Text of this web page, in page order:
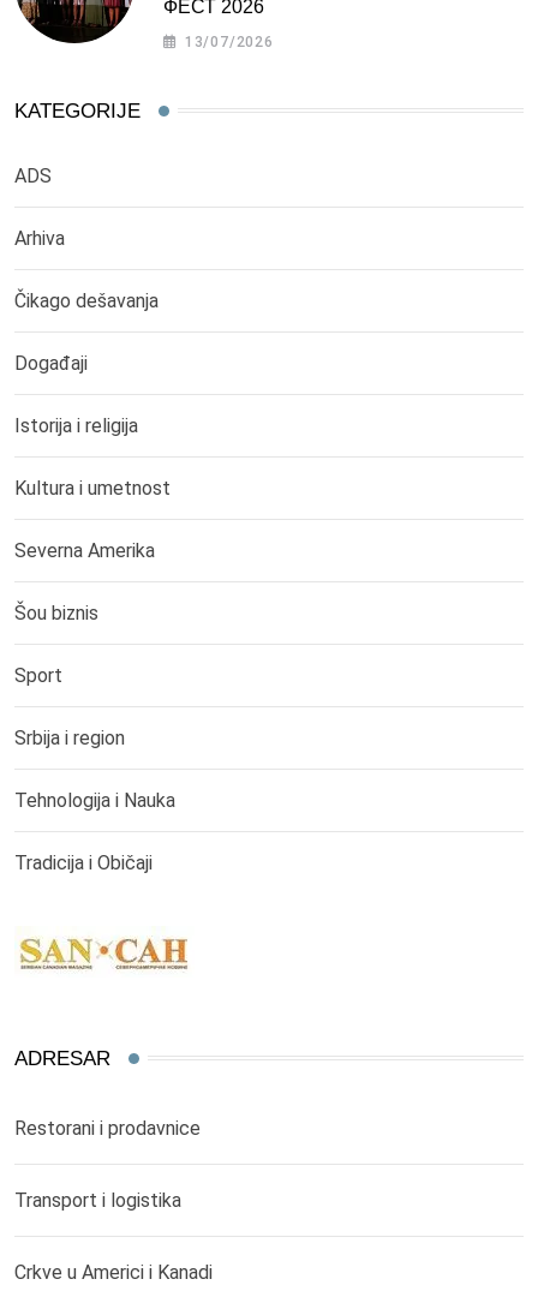
ФЕСТ 2026
13/07/2026
KATEGORIJE
ADS
Arhiva
Čikago dešavanja
Događaji
Istorija i religija
Kultura i umetnost
Severna Amerika
Šou biznis
Sport
Srbija i region
Tehnologija i Nauka
Tradicija i Običaji
ADRESAR
Restorani i prodavnice
Transport i logistika
Crkve u Americi i Kanadi